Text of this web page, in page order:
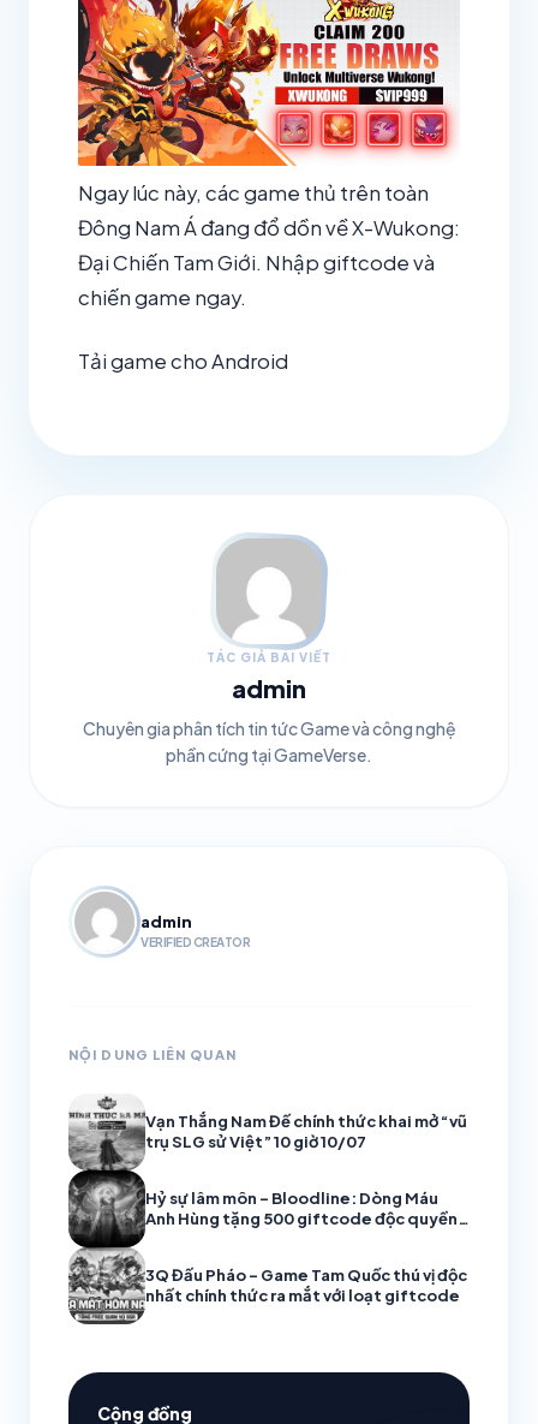
Ngay lúc này, các game thủ trên toàn
Đông Nam Á đang đổ dồn về X-Wukong:
Đại Chiến Tam Giới. Nhập giftcode và
chiến game ngay.
Tải game cho Android
TÁC GIẢ BÀI VIẾT
admin
Chuyên gia phân tích tin tức Game và công nghệ
phần cứng tại GameVerse.
admin
VERIFIED CREATOR
NỘI DUNG LIÊN QUAN
Vạn Thắng Nam Đế chính thức khai mở “vũ
trụ SLG sử Việt” 10 giờ 10/07
Hỷ sự lâm môn – Bloodline: Dòng Máu
Anh Hùng tặng 500 giftcode độc quyền
3Q Đấu Pháo – Game Tam Quốc thú vị độc
nhất chính thức ra mắt với loạt giftcode
Cộng đồng